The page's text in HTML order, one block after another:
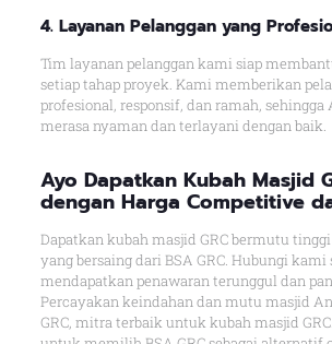
4. Layanan Pelanggan yang
Tim layanan pelanggan kami siap
setiap tahap proyek. Kami memberikan
profesional, responsif, dan ramah, sehingga
merasa nyaman dan terlayani dengan baik.
Ayo Dapatkan Kubah Masjid
dengan Harga Competitive
Dapatkan kubah masjid GRC bermutu
yang bersaing dari BSA GRC. Hubungi
mendapatkan penawaran terunggul dan
Percayakan keindahan dan mutu masjid
GRC, mitra terbaik untuk kubah masjid